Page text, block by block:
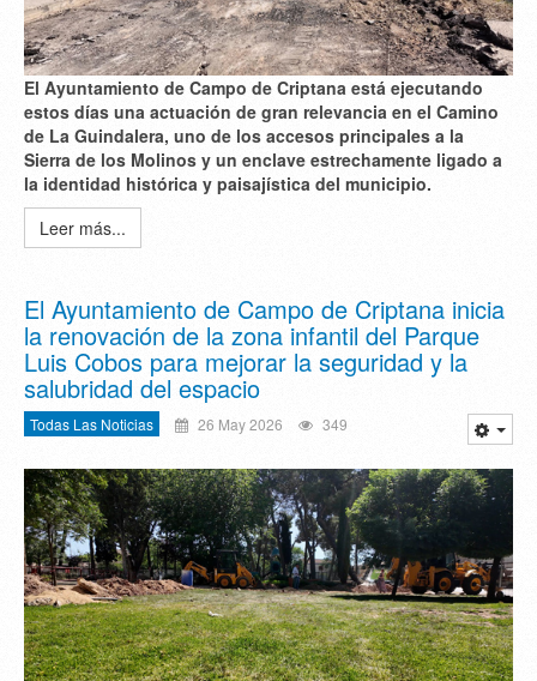
El Ayuntamiento de Campo de Criptana está ejecutando
estos días una actuación de gran relevancia en el Camino
de La Guindalera, uno de los accesos principales a la
Sierra de los Molinos y un enclave estrechamente ligado a
la identidad histórica y paisajística del municipio.
Leer más...
El Ayuntamiento de Campo de Criptana inicia
la renovación de la zona infantil del Parque
Luis Cobos para mejorar la seguridad y la
salubridad del espacio
Todas Las Noticias 26 May 2026 349